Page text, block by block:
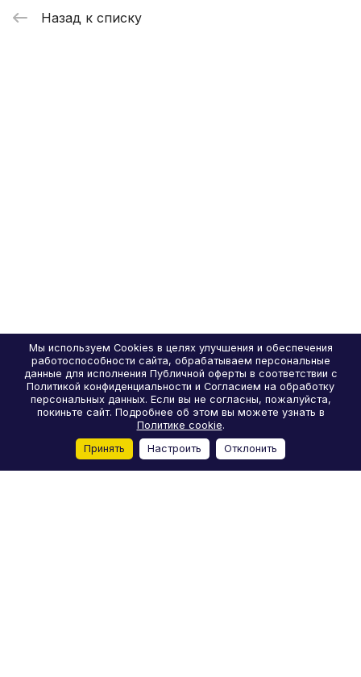
В корзину
Назад к списку
Каталог Корзина Избранные Кабинет
Мы используем Cookies в целях улучшения и обеспечения
работоспособности сайта, обрабатываем персональные
данные для исполнения Публичной оферты в соответствии с
Политикой конфиденциальности и Согласием на обработку
персональных данных. Если вы не согласны, пожалуйста,
покиньте сайт. Подробнее об этом вы можете узнать в
Политике cookie.
Принять
Настроить Отклонить